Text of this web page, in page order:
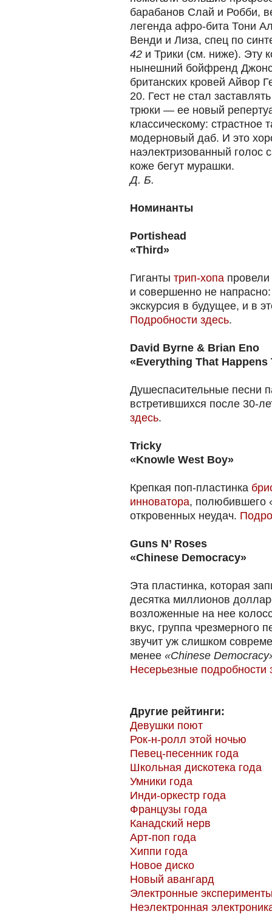
барабанов Слай и Робби,
легенда афро-бита Тони
Венди и Лиза, спец по
42 и Трики (см. ниже). Эту
нынешний бойфренд
британских кровей Айвор
20. Гест не стал
трюки — ее новый
классическому: страстное
модерновый даб. И это
наэлектризованный голос
коже бегут мурашки.
Д. Б.
Номинанты
Portishead
«Third»
Гиганты трип-хопа провели
и совершенно не
экскурсия в будущее, и в
Подробности здесь.
David Byrne & Brian Eno
«Everything That Happens
Душеспасительные песни
встретившихся после 30-
здесь.
Tricky
«Knowle West Boy»
Крепкая поп-пластинка
инноватора, полюбившего
откровенных неудач.
Guns N’ Roses
«Chinese Democracy»
Эта пластинка, которая
десятка миллионов
возложенные на нее
вкус, группа чрезмерного
звучит уж слишком
менее «Chinese
Несерьезные подробности
Другие рейтинги:
Девушки поют
Рок-н-ролл этой ночью
Певец-песенник года
Школьная дискотека года
Умники года
Инди-оркестр года
Французы года
Канадский нерв
Арт-поп года
Хиппи года
Новое диско
Новый авангард
Электронные
Неэлектронная